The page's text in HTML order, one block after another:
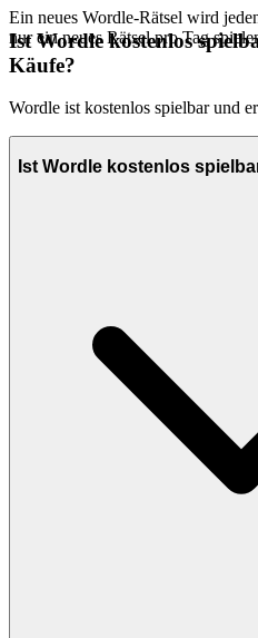
Ein neues Wordle-Rätsel wird
nur ein neues Rätsel pro Tag
Ist Wordle kostenlos
Käufe?
Wordle ist kostenlos spielbar und
Ist Wordle kostenlos